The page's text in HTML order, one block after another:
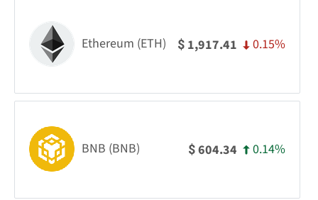
Ethereum (ETH) $ 1,917.41 0.15%
BNB (BNB) $604.34 0.14%